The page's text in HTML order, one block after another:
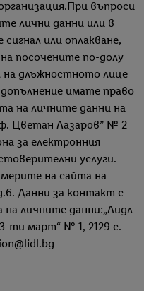
въпроси
лични данни или в
или оплакване,
посочените по-долу
на длъжностното лице
имате право
на личните данни на
Цветан Лазаров” № 2
за електронния
услуги.
на сайта на
Данни за контакт с
личните данни:„Лидл
ти март“ № 1, 2129 с.
тук.